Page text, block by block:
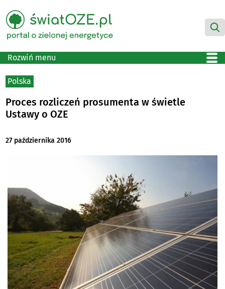
Rozwiń menu
Polska
Proces rozliczeń prosumenta w świetle
Ustawy o OZE
27 października 2016